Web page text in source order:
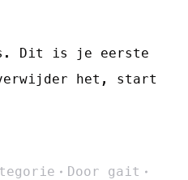
Dit is je eerste
het, start
Door gait